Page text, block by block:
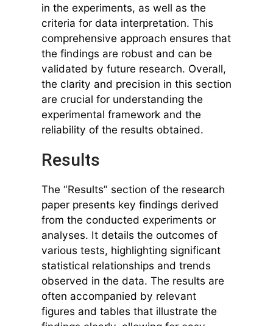
in the experiments, as well as the
criteria for data interpretation. This
comprehensive approach ensures that
the findings are robust and can be
validated by future research. Overall,
the clarity and precision in this section
are crucial for understanding the
experimental framework and the
reliability of the results obtained.
Results
The “Results” section of the research
paper presents key findings derived
from the conducted experiments or
analyses. It details the outcomes of
various tests, highlighting significant
statistical relationships and trends
observed in the data. The results are
often accompanied by relevant
figures and tables that illustrate the